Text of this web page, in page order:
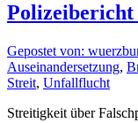
Polizeibericht
Gepostet von:
Auseinandersetzung,
Streit, Unfallflucht
Streitigkeit über